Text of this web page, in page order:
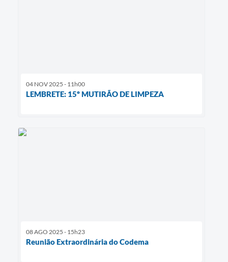
04 NOV 2025 - 11h00
LEMBRETE: 15º MUTIRÃO DE LIMPEZA
08 AGO 2025 - 15h23
Reunião Extraordinária do Codema